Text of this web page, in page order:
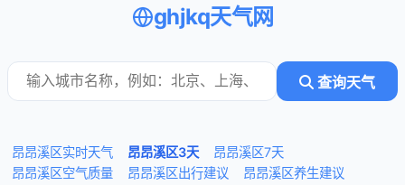
ghjkq天气网
查询天气
昂昂溪区实时天气 昂昂溪区3天
昂昂溪区7天
昂昂溪区空气质量
昂昂溪区出行建议
昂昂溪区养生建议